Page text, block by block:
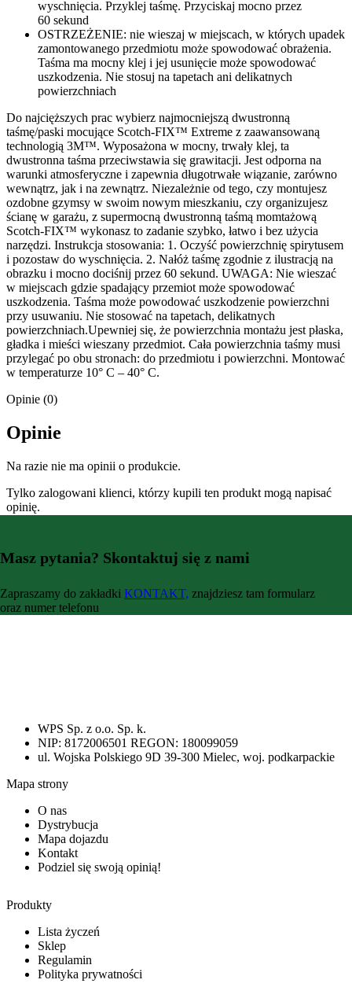
wyschnięcia. Przyklej taśmę. Przyciskaj mocno przez
60 sekund
OSTRZEŻENIE: nie wieszaj w miejscach, w których upadek
zamontowanego przedmiotu może spowodować obrażenia.
Taśma ma mocny klej i jej usunięcie może spowodować
uszkodzenia. Nie stosuj na tapetach ani delikatnych
powierzchniach
Do najcięższych prac wybierz najmocniejszą dwustronną
taśmę/paski mocujące Scotch-FIX™ Extreme z zaawansowaną
technologią 3M™. Wyposażona w mocny, trwały klej, ta
dwustronna taśma przeciwstawia się grawitacji. Jest odporna na
warunki atmosferyczne i zapewnia długotrwałe wiązanie, zarówno
wewnątrz, jak i na zewnątrz. Niezależnie od tego, czy montujesz
ozdobne gzymsy w swoim nowym mieszkaniu, czy organizujesz
ścianę w garażu, z supermocną dwustronną taśmą momtażową
Scotch-FIX™ wykonasz to zadanie szybko, łatwo i bez użycia
narzędzi. Instrukcja stosowania: 1. Oczyść powierzchnię spirytusem
i pozostaw do wyschnięcia. 2. Nałóż taśmę zgodnie z ilustracją na
obrazku i mocno dociśnij przez 60 sekund. UWAGA: Nie wieszać
w miejscach gdzie spadający przemiot może spowodować
uszkodzenia. Taśma może powodować uszkodzenie powierzchni
przy usuwaniu. Nie stosować na tapetach, delikatnych
powierzchniach.Upewniej się, że powierzchnia montażu jest płaska,
gładka i mieści wieszany przedmiot. Cała powierzchnia taśmy musi
przylegać po obu stronach: do przedmiotu i powierzchni. Montować
w temperaturze 10° C – 40° C.
Opinie (0)
Opinie
Na razie nie ma opinii o produkcie.
Tylko zalogowani klienci, którzy kupili ten produkt mogą napisać
opinię.
Masz pytania? Skontaktuj się z nami
Zapraszamy do zakładki KONTAKT, znajdziesz tam formularz
oraz numer telefonu
WPS Sp. z o.o. Sp. k.
NIP: 8172006501 REGON: 180099059
ul. Wojska Polskiego 9D 39-300 Mielec, woj. podkarpackie
Mapa strony
O nas
Dystrybucja
Mapa dojazdu
Kontakt
Podziel się swoją opinią!
Produkty
Lista życzeń
Sklep
Regulamin
Polityka prywatności